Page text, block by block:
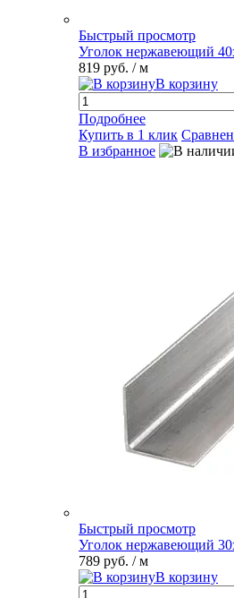
Быстрый просмотр
Уголок нержавеющий
819 руб. / м
В корзину
Подробнее
Купить в 1 клик
В избранное
Быстрый просмотр
Уголок нержавеющий
789 руб. / м
В корзину